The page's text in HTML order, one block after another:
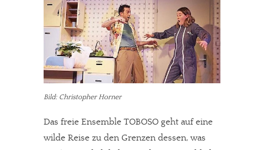
Bild: Christopher Horner
Das freie Ensemble TOBOSO geht auf eine
wilde Reise zu den Grenzen dessen, was